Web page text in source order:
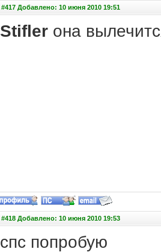
#417 Добавлено: 10 июня 2010 19:51
Stiflerона
#418 Добавлено: 10 июня 2010 19:53
спс попробую